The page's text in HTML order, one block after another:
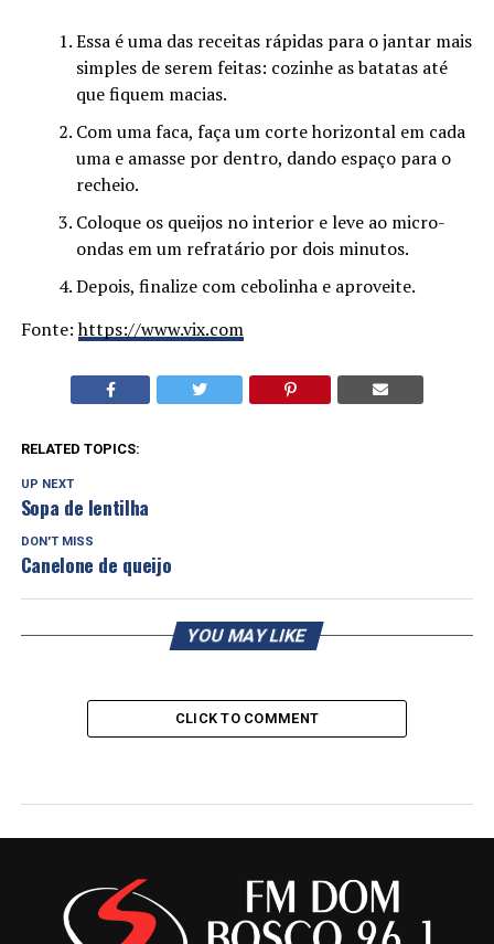
Essa é uma das receitas rápidas para o jantar mais
simples de serem feitas: cozinhe as batatas até
que fiquem macias.
Com uma faca, faça um corte horizontal em cada
uma e amasse por dentro, dando espaço para o
recheio.
Coloque os queijos no interior e leve ao micro-
ondas em um refratário por dois minutos.
Depois, finalize com cebolinha e aproveite.
Fonte:https://www.vix.com
RELATED TOPICS:
UP NEXT
Sopa de lentilha
DON'T MISS
Canelone de queijo
YOU MAY LIKE
CLICK TO COMMENT